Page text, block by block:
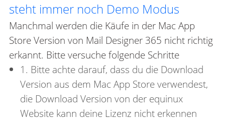
steht immer noch Demo Modus
Manchmal werden die Käufe in der Mac App
Store Version von Mail Designer 365 nicht richtig
erkannt. Bitte versuche folgende Schritte
1. Bitte achte darauf, dass du die Download
Version aus dem Mac App Store verwendest,
die Download Version von der equinux
Website kann deine Lizenz nicht erkennen